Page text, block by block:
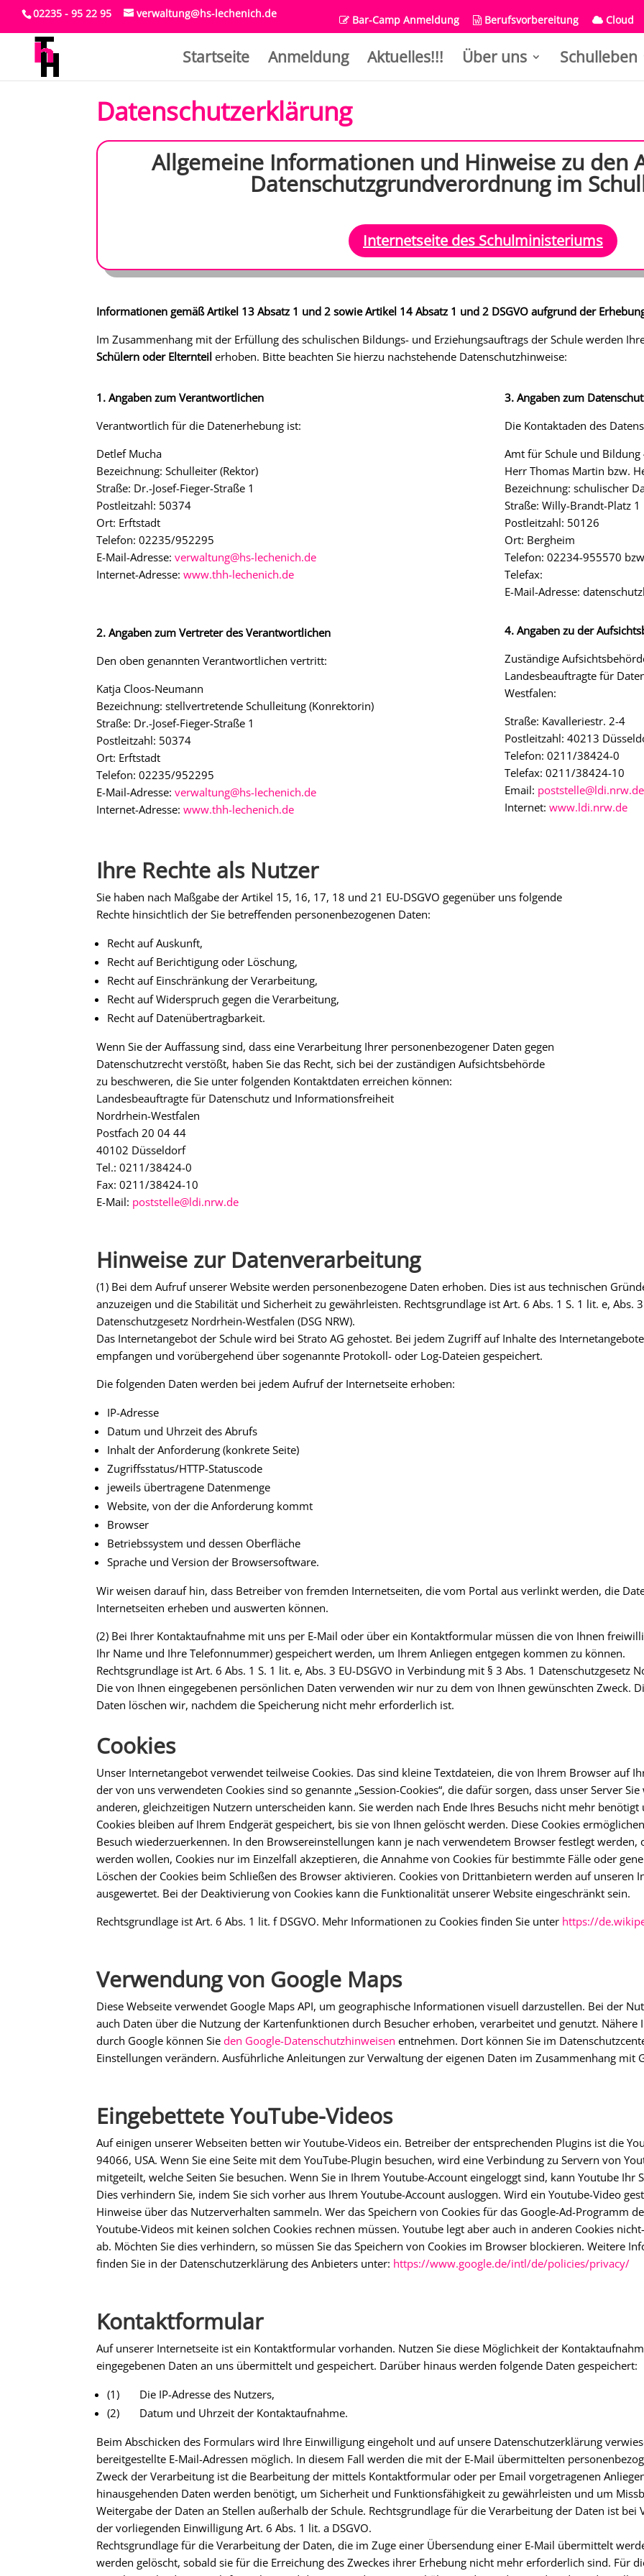
02235 - 95 22 95 verwaltung@hs-lechenich.de Bar-Camp Anmeldung Berufsvorbereitung Cloud
Startseite Anmeldung Aktuelles!!! Über uns Schulleben
Datenschutzerklärung
Allgemeine Informationen und Hinweise zu den
Datenschutzgrundverordnung im
Internetseite des Schulministeriums
Informationen gemäß Artikel 13 Absatz 1 und 2 sowie Artikel 14 Absatz 1 und 2 DSGVO aufgrund der
Im Zusammenhang mit der Erfüllung des schulischen Bildungs- und Erziehungsauftrags der Schule werden
Schülern oder Elternteil erhoben. Bitte beachten Sie hierzu nachstehende Datenschutzhinweise:
1. Angaben zum Verantwortlichen
Verantwortlich für die Datenerhebung ist:
Detlef Mucha
Bezeichnung: Schulleiter (Rektor)
Straße: Dr.-Josef-Fieger-Straße 1
Postleitzahl: 50374
Ort: Erftstadt
Telefon: 02235/952295
E-Mail-Adresse:verwaltung@hs-lechenich.de
Internet-Adresse:www.thh-lechenich.de
2. Angaben zum Vertreter des Verantwortlichen
Den oben genannten Verantwortlichen vertritt:
Katja Cloos-Neumann
Bezeichnung: stellvertretende Schulleitung (Konrektorin)
Straße: Dr.-Josef-Fieger-Straße 1
Postleitzahl: 50374
Ort: Erftstadt
Telefon: 02235/952295
E-Mail-Adresse:verwaltung@hs-lechenich.de
Internet-Adresse:www.thh-lechenich.de
3. Angaben zum
Die Kontaktaden des
Amt für Schule und Bildung
Herr Thomas Martin bzw.
Bezeichnung: schulischer
Straße: Willy-Brandt-Platz 1
Postleitzahl: 50126
Ort: Bergheim
Telefon: 02234-955570
Telefax:
E-Mail-Adresse:
4. Angaben zu der
Zuständige
Landesbeauftragte für
Westfalen:
Straße: Kavalleriestr. 2-4
Postleitzahl: 40213
Telefon: 0211/38424-0
Telefax: 0211/38424-10
Email: poststelle@ldi.nrw.de
Internet: www.ldi.nrw.de
Ihre Rechte als Nutzer
Sie haben nach Maßgabe der Artikel 15, 16, 17, 18 und 21 EU-DSGVO gegenüber uns folgende
Rechte hinsichtlich der Sie betreffenden personenbezogenen Daten:
Recht auf Auskunft,
Recht auf Berichtigung oder Löschung,
Recht auf Einschränkung der Verarbeitung,
Recht auf Widerspruch gegen die Verarbeitung,
Recht auf Datenübertragbarkeit.
Wenn Sie der Auffassung sind, dass eine Verarbeitung Ihrer personenbezogener Daten gegen
Datenschutzrecht verstößt, haben Sie das Recht, sich bei der zuständigen Aufsichtsbehörde
zu beschweren, die Sie unter folgenden Kontaktdaten erreichen können:
Landesbeauftragte für Datenschutz und Informationsfreiheit
Nordrhein-Westfalen
Postfach 20 04 44
40102 Düsseldorf
Tel.: 0211/38424-0
Fax: 0211/38424-10
E-Mail: poststelle@ldi.nrw.de
Hinweise zur Datenverarbeitung
(1) Bei dem Aufruf unserer Website werden personenbezogene Daten erhoben. Dies ist aus technischen
anzuzeigen und die Stabilität und Sicherheit zu gewährleisten. Rechtsgrundlage ist Art. 6 Abs. 1 S. 1 lit. e, Abs.
Datenschutzgesetz Nordrhein-Westfalen (DSG NRW).
Das Internetangebot der Schule wird bei Strato AG gehostet. Bei jedem Zugriff auf Inhalte des
empfangen und vorübergehend über sogenannte Protokoll- oder Log-Dateien gespeichert.
Die folgenden Daten werden bei jedem Aufruf der Internetseite erhoben:
IP-Adresse
Datum und Uhrzeit des Abrufs
Inhalt der Anforderung (konkrete Seite)
Zugriffsstatus/HTTP-Statuscode
jeweils übertragene Datenmenge
Website, von der die Anforderung kommt
Browser
Betriebssystem und dessen Oberfläche
Sprache und Version der Browsersoftware.
Wir weisen darauf hin, dass Betreiber von fremden Internetseiten, die vom Portal aus verlinkt werden, die
Internetseiten erheben und auswerten können.
(2) Bei Ihrer Kontaktaufnahme mit uns per E-Mail oder über ein Kontaktformular müssen die von Ihnen
Ihr Name und Ihre Telefonnummer) gespeichert werden, um Ihrem Anliegen entgegen kommen zu können.
Rechtsgrundlage ist Art. 6 Abs. 1 S. 1 lit. e, Abs. 3 EU-DSGVO in Verbindung mit § 3 Abs. 1 Datenschutzgesetz
Die von Ihnen eingegebenen persönlichen Daten verwenden wir nur zu dem von Ihnen gewünschten Zweck.
Daten löschen wir, nachdem die Speicherung nicht mehr erforderlich ist.
Cookies
Unser Internetangebot verwendet teilweise Cookies. Das sind kleine Textdateien, die von Ihrem Browser auf
der von uns verwendeten Cookies sind so genannte „Session-Cookies“, die dafür sorgen, dass unser Server
anderen, gleichzeitigen Nutzern unterscheiden kann. Sie werden nach Ende Ihres Besuchs nicht mehr
Cookies bleiben auf Ihrem Endgerät gespeichert, bis sie von Ihnen gelöscht werden. Diese Cookies
Besuch wiederzuerkennen. In den Browsereinstellungen kann je nach verwendetem Browser festlegt werden,
werden wollen, Cookies nur im Einzelfall akzeptieren, die Annahme von Cookies für bestimmte Fälle oder
Löschen der Cookies beim Schließen des Browser aktivieren. Cookies von Drittanbietern werden auf unseren
ausgewertet. Bei der Deaktivierung von Cookies kann die Funktionalität unserer Website eingeschränkt sein.
Rechtsgrundlage ist Art. 6 Abs. 1 lit. f DSGVO. Mehr Informationen zu Cookies finden Sie unter https://
Verwendung von Google Maps
Diese Webseite verwendet Google Maps API, um geographische Informationen visuell darzustellen. Bei der
auch Daten über die Nutzung der Kartenfunktionen durch Besucher erhoben, verarbeitet und genutzt.
durch Google können Sieden Google-Datenschutzhinweisen entnehmen. Dort können Sie im
Einstellungen verändern. Ausführliche Anleitungen zur Verwaltung der eigenen Daten im Zusammenhang mit
Eingebettete YouTube-Videos
Auf einigen unserer Webseiten betten wir Youtube-Videos ein. Betreiber der entsprechenden Plugins ist die
94066, USA. Wenn Sie eine Seite mit dem YouTube-Plugin besuchen, wird eine Verbindung zu Servern von
mitgeteilt, welche Seiten Sie besuchen. Wenn Sie in Ihrem Youtube-Account eingeloggt sind, kann Youtube
Dies verhindern Sie, indem Sie sich vorher aus Ihrem Youtube-Account ausloggen. Wird ein Youtube-Video
Hinweise über das Nutzerverhalten sammeln. Wer das Speichern von Cookies für das Google-Ad-Programm
Youtube-Videos mit keinen solchen Cookies rechnen müssen. Youtube legt aber auch in anderen Cookies
ab. Möchten Sie dies verhindern, so müssen Sie das Speichern von Cookies im Browser blockieren. Weitere
finden Sie in der Datenschutzerklärung des Anbieters unter: https://www.google.de/intl/de/policies/privacy/
Kontaktformular
Auf unserer Internetseite ist ein Kontaktformular vorhanden. Nutzen Sie diese Möglichkeit der
eingegebenen Daten an uns übermittelt und gespeichert. Darüber hinaus werden folgende Daten gespeichert:
(1) Die IP-Adresse des Nutzers,
(2) Datum und Uhrzeit der Kontaktaufnahme.
Beim Abschicken des Formulars wird Ihre Einwilligung eingeholt und auf unsere Datenschutzerklärung
bereitgestellte E-Mail-Adressen möglich. In diesem Fall werden die mit der E-Mail übermittelten
Zweck der Verarbeitung ist die Bearbeitung der mittels Kontaktformular oder per Email vorgetragenen
hinausgehenden Daten werden benötigt, um Sicherheit und Funktionsfähigkeit zu gewährleisten und um
Weitergabe der Daten an Stellen außerhalb der Schule. Rechtsgrundlage für die Verarbeitung der Daten ist
der vorliegenden Einwilligung Art. 6 Abs. 1 lit. a DSGVO.
Rechtsgrundlage für die Verarbeitung der Daten, die im Zuge einer Übersendung einer E-Mail übermittelt
werden gelöscht, sobald sie für die Erreichung des Zweckes ihrer Erhebung nicht mehr erforderlich sind. Für